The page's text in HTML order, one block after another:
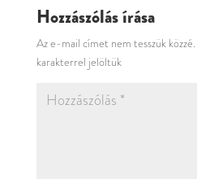
Hozzászólás írása
Az e-mail címet nem tesszük közzé.
karakterrel jelöltük